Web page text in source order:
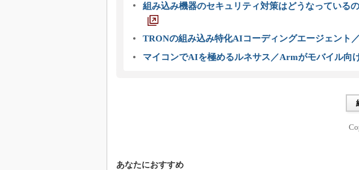
組み込み機器のセキュリティ対策はどうなっている
TRONの組み込み特化AIコーディングエージェント
マイコンでAIを極めるルネサス／Armがモバイル向
あなたにおすすめ